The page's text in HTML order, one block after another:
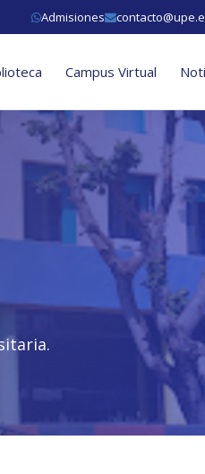
Admisiones
Campus Virtual